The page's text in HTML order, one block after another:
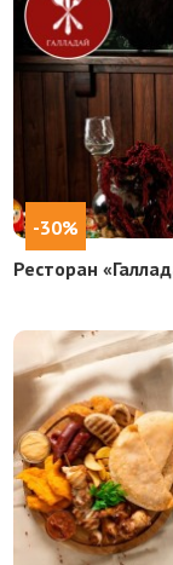
-30%
Ресторан